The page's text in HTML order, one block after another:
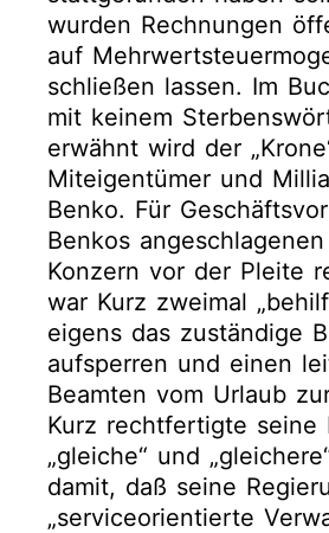
wurden Rechnungen
auf
schließen lassen. Im
mit keinem
erwähnt wird der
Miteigentümer und
Benko. Für
Benkos
Konzern vor der Pleite
war Kurz zweimal
eigens das zuständige
aufsperren und einen
Beamten vom Urlaub
Kurz rechtfertigte seine
„gleiche“ und
damit, daß seine
„serviceorientierte